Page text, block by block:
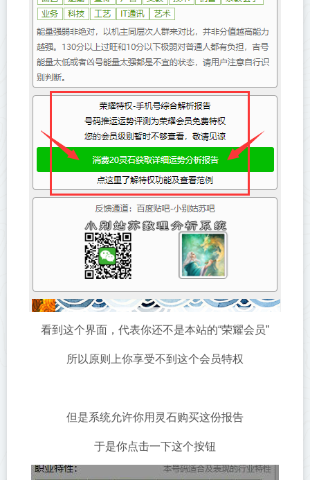
看到这个界面，代表你还不是本站的“荣耀会员”
所以原则上你享受不到这个会员特权
但是系统允许你用灵石购买这份报告
于是你点击一下这个按钮